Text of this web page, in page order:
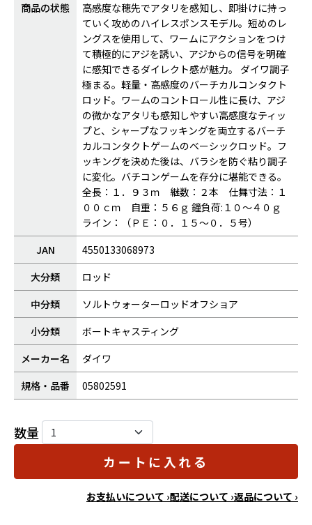
商品の状態
高感度な穂先でアタリを感知し、即掛けに持っ
ていく攻めのハイレスポンスモデル。短めのレ
ングスを使用して、ワームにアクションをつけ
て積極的にアジを誘い、アジからの信号を明確
に感知できるダイレクト感が魅力。 ダイワ調子
極まる。軽量・高感度のバーチカルコンタクト
ロッド。ワームのコントロール性に長け、アジ
の微かなアタリも感知しやすい高感度なティッ
プと、シャープなフッキングを両立するバーチ
カルコンタクトゲームのベーシックロッド。フ
ッキングを決めた後は、バラシを防ぐ粘り調子
に変化。バチコンゲームを存分に堪能できる。
全長：１．９３ｍ 継数：２本 仕舞寸法：１
００ｃｍ 自重：５６ｇ 鐘負荷:１０～４０ｇ
ライン：（ＰＥ：０．１５～０．５号）
JAN
4550133068973
大分類
ロッド
中分類
ソルトウォーターロッドオフショア
小分類
ボートキャスティング
メーカー名
ダイワ
規格・品番
05802591
数量
カートに入れる
お支払いについて ›配送について ›返品について ›